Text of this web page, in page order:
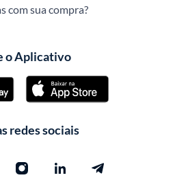
com sua compra?
o Aplicativo
redes sociais